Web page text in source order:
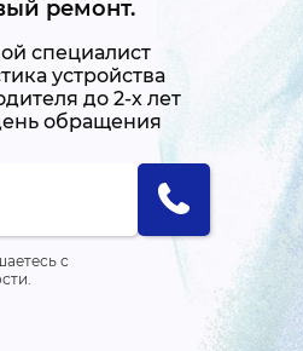
ремонт.
специалист
устройства
до 2-х лет
обращения
с